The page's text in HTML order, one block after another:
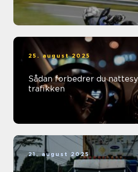
25. august 2025
Sådan forbedrer du
trafikken
21. august 2025